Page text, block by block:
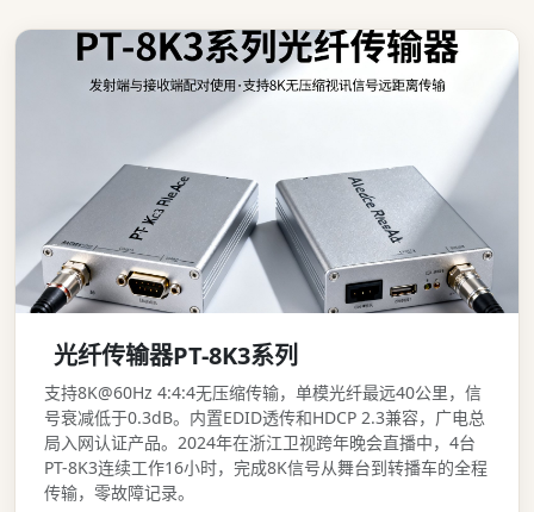
光纤传输器PT-8K3系列
支持8K@60Hz 4:4:4无压缩传输，单模光纤最远40公里，信
号衰减低于0.3dB。内置EDID透传和HDCP 2.3兼容，广电总
局入网认证产品。2024年在浙江卫视跨年晚会直播中，4台
PT-8K3连续工作16小时，完成8K信号从舞台到转播车的全程
传输，零故障记录。